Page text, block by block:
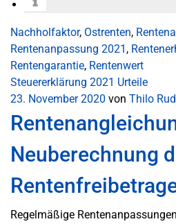
Nachholfaktor, Ostrenten,
Rentenanpassung 2021 ,
Rentengarantie, Rentenwert
Steuererklärung 2021 Urteile
23. November 2020 von Thilo
Neuberechnung
Regelmäßige